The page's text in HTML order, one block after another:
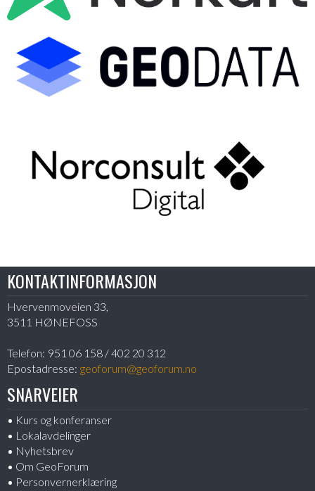
KONTAKTINFORMASJON
Hvervenmoveien 33,
3511 HØNEFOSS
Telefon: 951 06 158 / 402 20 312
Epostadresse: geoforum@geoforum.no
SNARVEIER
Kurs og konferanser
Lokalavdelinger
Nyhetsbrev
Om GeoForum
Personvernerklæring